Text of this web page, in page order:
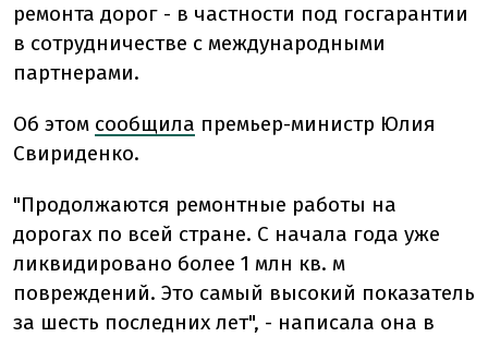
ремонта дорог - в частности под госгарантии
в сотрудничестве с международными
партнерами.
Об этом сообщила премьер-министр Юлия
Свириденко.
"Продолжаются ремонтные работы на
дорогах по всей стране. С начала года уже
ликвидировано более 1 млн кв. м
повреждений. Это самый высокий показатель
за шесть последних лет", - написала она в